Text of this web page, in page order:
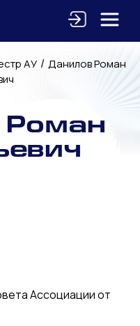
АУ / Данилов Роман
Роман
Ассоциации от